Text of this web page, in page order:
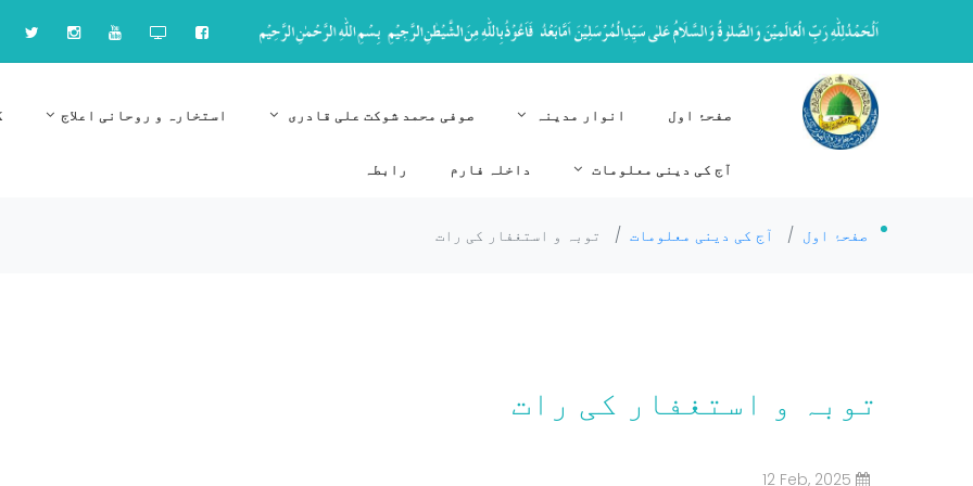
صفحۂ اول انوار مدینہ صوفی محمد شوکت علی قادری استخارہ و روحانی اعلاج
آج کی دینی معلومات داخلہ فارم رابطہ
صفحۂ اول / آج کی دینی معلومات / توبہ و استغفار کی رات
توبہ و استغفار کی رات
12 Feb, 2025